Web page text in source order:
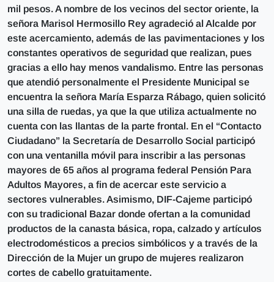
mil pesos. A nombre de los vecinos del sector oriente, la
señora Marisol Hermosillo Rey agradeció al Alcalde por
este acercamiento, además de las pavimentaciones y los
constantes operativos de seguridad que realizan, pues
gracias a ello hay menos vandalismo. Entre las personas
que atendió personalmente el Presidente Municipal se
encuentra la señora María Esparza Rábago, quien solicitó
una silla de ruedas, ya que la que utiliza actualmente no
cuenta con las llantas de la parte frontal. En el “Contacto
Ciudadano” la Secretaría de Desarrollo Social participó
con una ventanilla móvil para inscribir a las personas
mayores de 65 años al programa federal Pensión Para
Adultos Mayores, a fin de acercar este servicio a
sectores vulnerables. Asimismo, DIF-Cajeme participó
con su tradicional Bazar donde ofertan a la comunidad
productos de la canasta básica, ropa, calzado y artículos
electrodomésticos a precios simbólicos y a través de la
Dirección de la Mujer un grupo de mujeres realizaron
cortes de cabello gratuitamente.